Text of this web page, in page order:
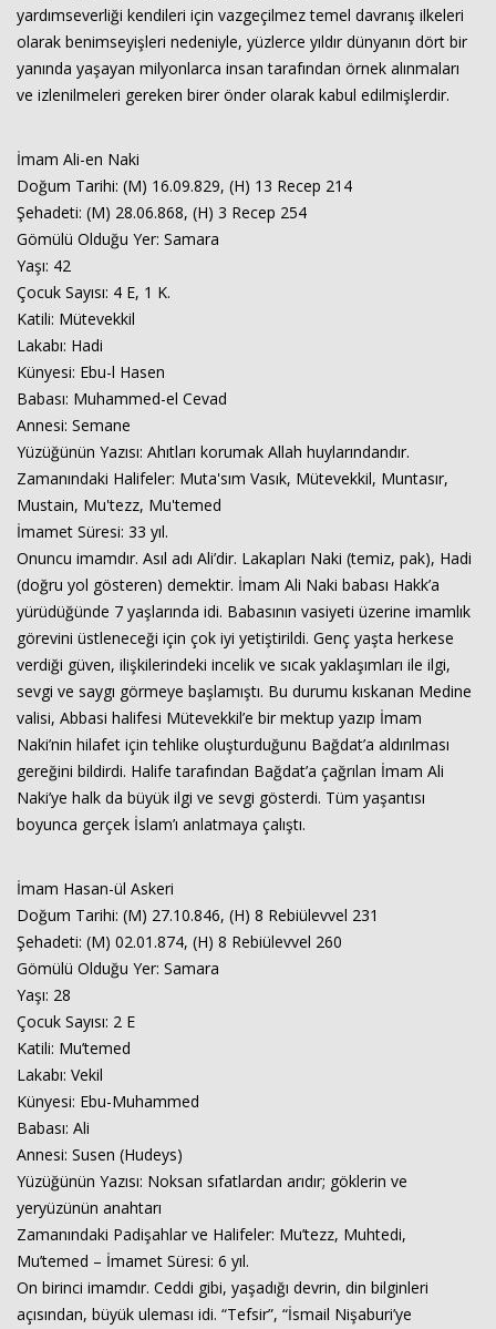
yardımseverliği kendileri için vazgeçilmez temel davranış ilkeleri
olarak benimseyişleri nedeniyle, yüzlerce yıldır dünyanın dört bir
yanında yaşayan milyonlarca insan tarafından örnek alınmaları
ve izlenilmeleri gereken birer önder olarak kabul edilmişlerdir.
İmam Ali-en Naki
Doğum Tarihi: (M) 16.09.829, (H) 13 Recep 214
Şehadeti: (M) 28.06.868, (H) 3 Recep 254
Gömülü Olduğu Yer: Samara
Yaşı: 42
Çocuk Sayısı: 4 E, 1 K.
Katili: Mütevekkil
Lakabı: Hadi
Künyesi: Ebu-l Hasen
Babası: Muhammed-el Cevad
Annesi: Semane
Yüzüğünün Yazısı: Ahıtları korumak Allah huylarındandır.
Zamanındaki Halifeler: Muta'sım Vasık, Mütevekkil, Muntasır,
Mustain, Mu'tezz, Mu'temed
İmamet Süresi: 33 yıl.
Onuncu imamdır. Asıl adı Ali’dir. Lakapları Naki (temiz, pak), Hadi
(doğru yol gösteren) demektir. İmam Ali Naki babası Hakk’a
yürüdüğünde 7 yaşlarında idi. Babasının vasiyeti üzerine imamlık
görevini üstleneceği için çok iyi yetiştirildi. Genç yaşta herkese
verdiği güven, ilişkilerindeki incelik ve sıcak yaklaşımları ile ilgi,
sevgi ve saygı görmeye başlamıştı. Bu durumu kıskanan Medine
valisi, Abbasi halifesi Mütevekkil’e bir mektup yazıp İmam
Naki’nin hilafet için tehlike oluşturduğunu Bağdat’a aldırılması
gereğini bildirdi. Halife tarafından Bağdat’a çağrılan İmam Ali
Naki’ye halk da büyük ilgi ve sevgi gösterdi. Tüm yaşantısı
boyunca gerçek İslam’ı anlatmaya çalıştı.
İmam Hasan-ül Askeri
Doğum Tarihi: (M) 27.10.846, (H) 8 Rebiülevvel 231
Şehadeti: (M) 02.01.874, (H) 8 Rebiülevvel 260
Gömülü Olduğu Yer: Samara
Yaşı: 28
Çocuk Sayısı: 2 E
Katili: Mu’temed
Lakabı: Vekil
Künyesi: Ebu-Muhammed
Babası: Ali
Annesi: Susen (Hudeys)
Yüzüğünün Yazısı: Noksan sıfatlardan arıdır; göklerin ve
yeryüzünün anahtarı
Zamanındaki Padişahlar ve Halifeler: Mu’tezz, Muhtedi,
Mu’temed – İmamet Süresi: 6 yıl.
On birinci imamdır. Ceddi gibi, yaşadığı devrin, din bilginleri
açısından, büyük uleması idi. “Tefsir”, “İsmail Nişaburi’ye